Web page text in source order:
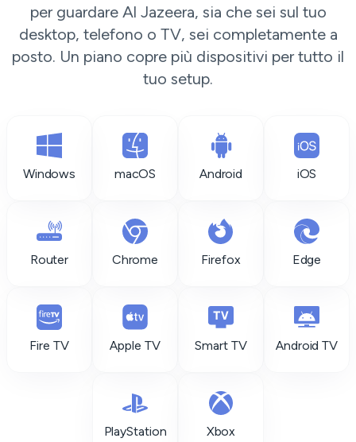
per guardare Al Jazeera, sia che sei sul tuo
desktop, telefono o TV, sei completamente a
posto. Un piano copre più dispositivi per tutto il
tuo setup.
Windows macOS Android iOS
Router Chrome Firefox Edge
Fire TV Apple TV Smart TV Android TV
PlayStation Xbox